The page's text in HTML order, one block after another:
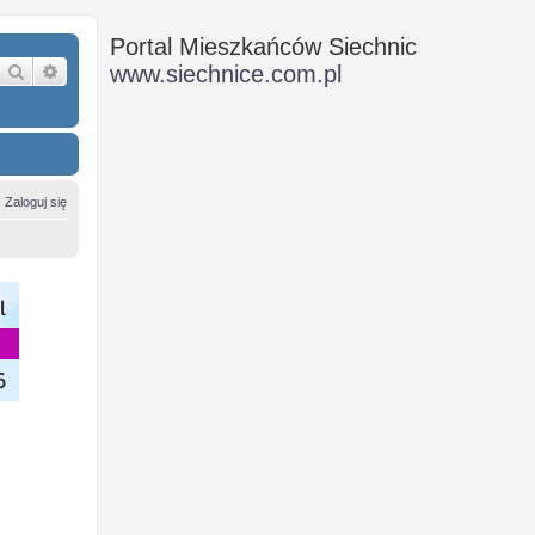
Szukaj Wyszukiwanie zaawansowane
Zaloguj się
Portal Mieszkańców Siechnic
www.siechnice.com.pl